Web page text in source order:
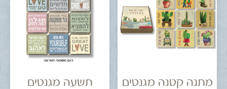
מתנה קטנה מגנטים
תשעה מגנטים